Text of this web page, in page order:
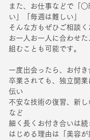
また、お仕事などで「○
い」「毎週は難しい」
そんな方もぜひご相談く
お一人お一人に合わせ
組むことも可能です。
一度出会ったら、お付き
卒業されても、独立開
伝い
不安な技術の復習、新
など
細く長くお付き合いは続
はじめる理由は「美容